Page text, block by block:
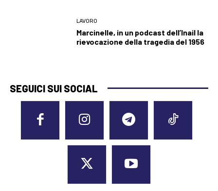
LAVORO
Marcinelle, in un podcast dell’Inail la
rievocazione della tragedia del 1956
SEGUICI SUI SOCIAL